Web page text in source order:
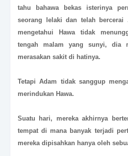
tahu bahawa bekas isterinya
seorang lelaki dan telah bercerai
mengetahui Hawa tidak
tengah malam yang sunyi, dia
merasakan sakit di hatinya.
Tetapi Adam tidak sanggup
merindukan Hawa.
Suatu hari, mereka akhirnya
tempat di mana banyak terjadi
mereka dipisahkan hanya oleh